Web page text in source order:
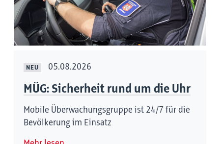
NEU 05.08.2026
MÜG: Sicherheit rund um die Uhr
Mobile Überwachungsgruppe ist 24/7 für die
Bevölkerung im Einsatz